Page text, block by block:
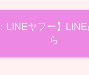
LINEヤフー】
ら